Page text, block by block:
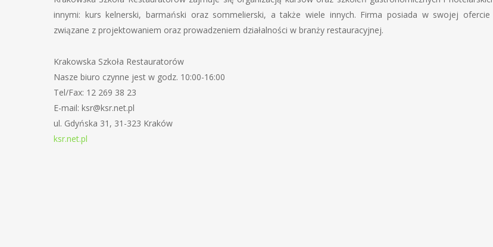
innymi: kurs kelnerski, barmański oraz sommelierski, a także wiele innych. Firma posiada w swojej ofercie
związane z projektowaniem oraz prowadzeniem działalności w branży restauracyjnej.
Krakowska Szkoła Restauratorów
Nasze biuro czynne jest w godz. 10:00-16:00
Tel/Fax: 12 269 38 23
E-mail: ksr@ksr.net.pl
ul. Gdyńska 31, 31-323 Kraków
ksr.net.pl